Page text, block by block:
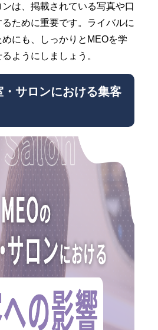
は、掲載されている写真や口
ために重要です。ライバルに
にも、しっかりとMEOを学
ようにしましょう。
サロンにおける集客